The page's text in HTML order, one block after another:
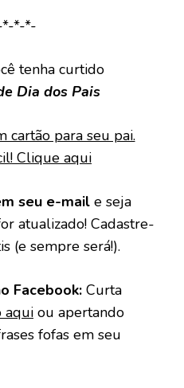
*-*-
tenha curtido
Dia dos Pais
cartão para seu pai.
Clique aqui
seu e-mail e seja
atualizado! Cadastre-
(e sempre será!).
Facebook: Curta
aqui ou apertando
fofas em seu